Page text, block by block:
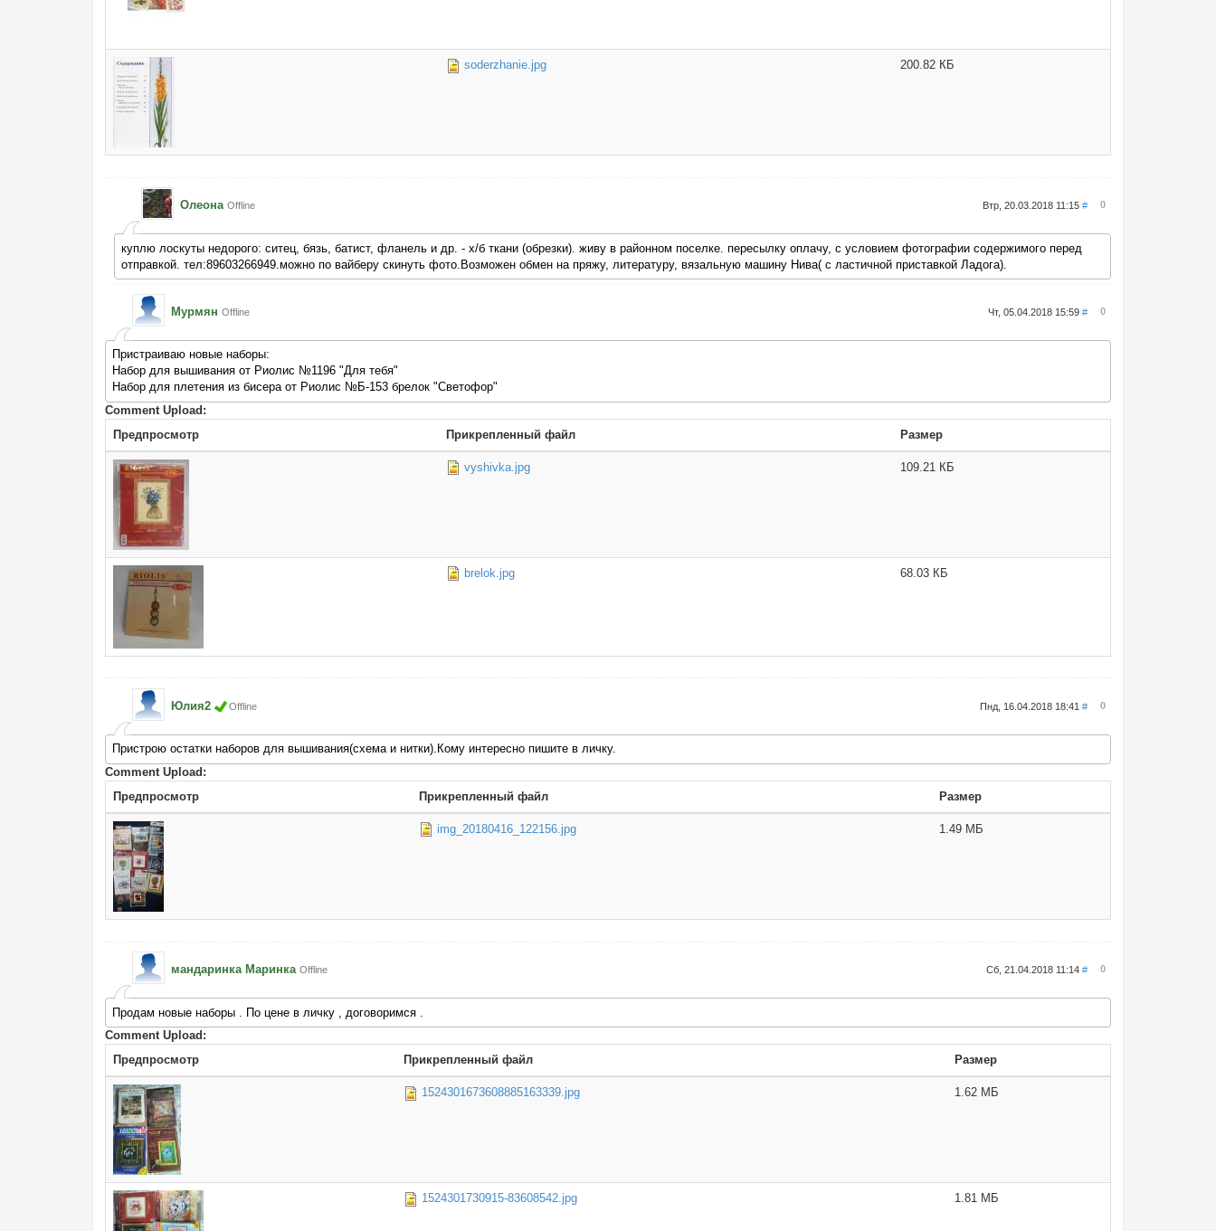
soderzhanie.jpg 200.82 КБ
Олеона Offline Втр, 20.03.2018 11:15# 0
куплю лоскуты недорого: ситец, бязь, батист, фланель и др. - х/б ткани (обрезки). живу в районном поселке. пересылку оплачу, с условием фотографии содержимого перед
отправкой. тел:89603266949.можно по вайберу скинуть фото.Возможен обмен на пряжу, литературу, вязальную машину Нива( с ластичной приставкой Ладога).
Мурмян Offline Чт, 05.04.2018 15:59# 0
Пристраиваю новые наборы:
Набор для вышивания от Риолис №1196 "Для тебя"
Набор для плетения из бисера от Риолис №Б-153 брелок "Светофор"
Comment Upload:
Предпросмотр
Прикрепленный файл Размер
vyshivka.jpg 109.21 КБ
brelok.jpg 68.03 КБ
Юлия2 Offline Пнд, 16.04.2018 18:41# 0
Пристрою остатки наборов для вышивания(схема и нитки).Кому интересно пишите в личку.
Comment Upload:
Предпросмотр
Прикрепленный файл Размер
img_20180416_122156.jpg 1.49 МБ
мандаринка Маринка Offline Сб, 21.04.2018 11:14# 0
Продам новые наборы . По цене в личку , договоримся .
Comment Upload:
Предпросмотр
Прикрепленный файл Размер
1524301673608885163339.jpg 1.62 МБ
1524301730915-83608542.jpg 1.81 МБ